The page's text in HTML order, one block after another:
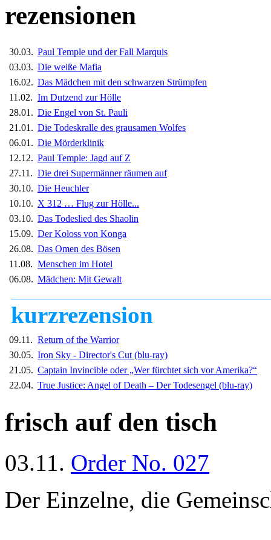
rezensionen
30.03. Paul Temple und der Fall Marquis
03.03. Die weiße Mafia
16.02. Das Mädchen mit den schwarzen Strümpfen
11.02. Im Dutzend zur Hölle
28.01. Die Engel von St. Pauli
21.01. Die Todeskralle des grausamen Wolfes
06.01. Die Mörderklinik
12.12. Paul Temple: Jagd auf Z
27.11. Die drei Supermänner räumen auf
30.10. Die Heuchler
10.10. X 312 … Flug zur Hölle...
03.10. Das Todeslied des Shaolin
15.09. Der Koloss von Konga
26.08. Das Omen des Bösen
11.08. Menschen im Hotel
06.08. Mädchen: Mit Gewalt
kurzrezension
09.11. Return of the Warrior
30.05. Iron Sky - Director's Cut (blu-ray)
21.05. Captain Invincible oder „Wer fürchtet sich vor Amerika?“
22.04. True Justice: Angel of Death – Der Todesengel (blu-ray)
frisch auf den tisch
03.11. Order No. 027
Der Einzelne, die